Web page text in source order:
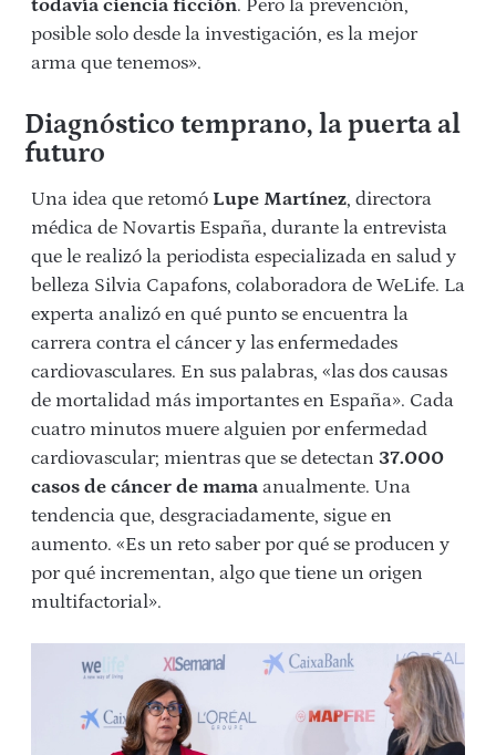
todavía ciencia ficción. Pero la prevención,
posible solo desde la investigación, es la mejor
arma que tenemos».
Diagnóstico temprano, la puerta al
futuro
Una idea que retomó Lupe Martínez, directora
médica de Novartis España, durante la entrevista
que le realizó la periodista especializada en salud y
belleza Silvia Capafons, colaboradora de WeLife. La
experta analizó en qué punto se encuentra la
carrera contra el cáncer y las enfermedades
cardiovasculares. En sus palabras, «las dos causas
de mortalidad más importantes en España». Cada
cuatro minutos muere alguien por enfermedad
cardiovascular; mientras que se detectan 37.000
casos de cáncer de mama anualmente. Una
tendencia que, desgraciadamente, sigue en
aumento. «Es un reto saber por qué se producen y
por qué incrementan, algo que tiene un origen
multifactorial».